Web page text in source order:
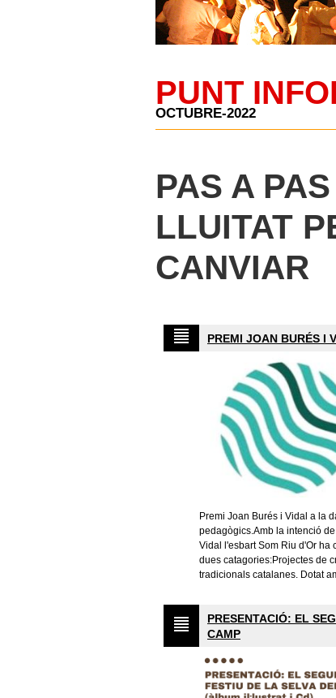
PUNT
OCTUBRE-2022
PAS A
LLUITAT
CANVIAR
PREMI JOAN BURÉS I
Premi Joan Burés i Vidal a la
pedagògics.Amb la intenció
Vidal l'esbart Som Riu d'Or ha
dues catagories:Projectes de
tradicionals catalanes. Dotat
PRESENTACIÓ: EL
CAMP